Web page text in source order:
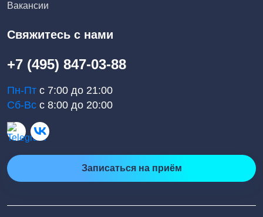
Вакансии
Свяжитесь с нами
+7 (495) 847-03-88
Пн-Пт с 7:00 до 21:00
Сб-Вс с 8:00 до 20:00
Записаться на приём